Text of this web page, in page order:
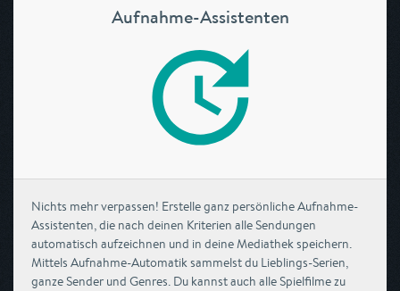
Aufnahme-Assistenten
Nichts mehr verpassen! Erstelle ganz persönliche Aufnahme-
Assistenten, die nach deinen Kriterien alle Sendungen
automatisch aufzeichnen und in deine Mediathek speichern.
Mittels Aufnahme-Automatik sammelst du Lieblings-Serien,
ganze Sender und Genres. Du kannst auch alle Spielfilme zu